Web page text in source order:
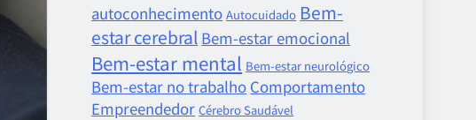
autoconhecimento Autocuidado Bem-
estar cerebral Bem-estar emocional
Bem-estar mental Bem-estar neurológico
Bem-estar no trabalho Comportamento
Empreendedor Cérebro Saudável